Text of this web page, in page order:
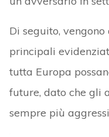
Di seguito,
principali
tutta Europa
future, dato che gli
sempre più